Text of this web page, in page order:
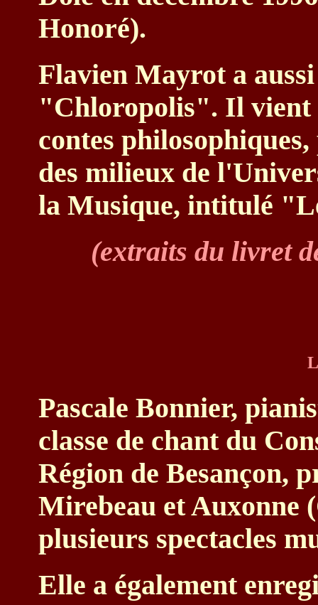
Honoré).
Flavien Mayrot a
"Chloropolis". Il vient
contes
des milieux de
la Musique, intitulé
(extraits du livret
Pascale Bonnier,
classe de chant du
Région de Besançon,
Mirebeau et Auxonne
plusieurs spectacles
Elle a également